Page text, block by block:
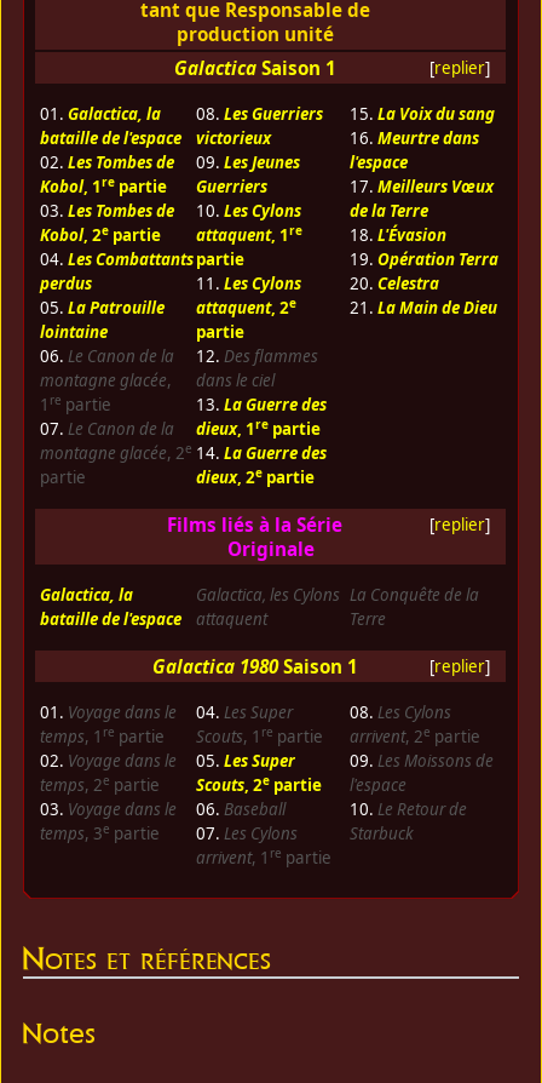
tant que Responsable de
production unité
[replier]
Galactica Saison 1
01. Galactica, la
bataille de l'espace
02. Les Tombes de
Kobol, 1repartie
03. Les Tombes de
Kobol, 2epartie
04. Les Combattants
perdus
05. La Patrouille
lointaine
06. Le Canon de la
montagne glacée,
1 re partie
07. Le Canon de la
montagne glacée, 2e
partie
08. Les Guerriers
victorieux
09. Les Jeunes
Guerriers
10. Les Cylons
attaquent, 1re
partie
11. Les Cylons
attaquent, 2e
partie
12. Des flammes
dans le ciel
13. La Guerre des
dieux, 1repartie
14. La Guerre des
dieux, 2epartie
15. La Voix du sang
16. Meurtre dans
l'espace
17. Meilleurs Vœux
de la Terre
18. L'Évasion
19. Opération Terra
20. Celestra
21. La Main de Dieu
[replier]
Films liés à la Série
Originale
Galactica, la
bataille de l'espace
Galactica, les Cylons
attaquent
La Conquête de la
Terre
[replier]
Galactica 1980 Saison 1
01. Voyage dans le
temps, 1 re partie
02. Voyage dans le
temps, 2e partie
03. Voyage dans le
temps, 3e partie
04. Les Super
Scouts, 1 re partie
05. Les Super
Scouts, 2epartie
06. Baseball
07. Les Cylons
arrivent, 1 re partie
08. Les Cylons
arrivent, 2e partie
09. Les Moissons de
l'espace
10. Le Retour de
Starbuck
Notes et références
Notes